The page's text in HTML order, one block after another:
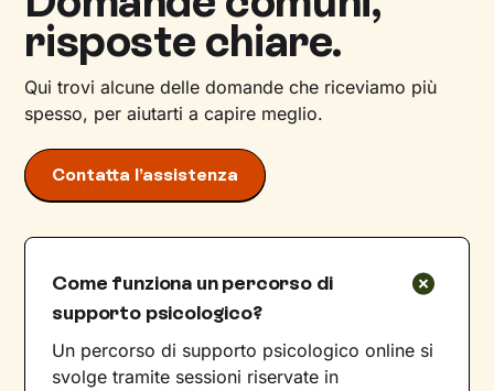
risposte chiare.
Qui trovi alcune delle domande che riceviamo più
spesso, per aiutarti a capire meglio.
Contatta l’assistenza
Come funziona un percorso di
supporto psicologico?
Un percorso di supporto psicologico online si
svolge tramite sessioni riservate in